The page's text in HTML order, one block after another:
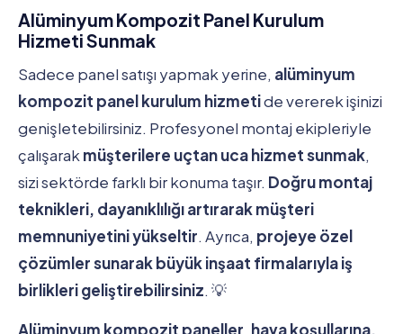
Alüminyum Kompozit Panel Kurulum
Hizmeti Sunmak
Sadece panel satışı yapmak yerine, alüminyum
kompozit panel kurulum hizmetide vererek işinizi
genişletebilirsiniz. Profesyonel montaj ekipleriyle
çalışarak müşterilere uçtan uca hizmet sunmak,
sizi sektörde farklı bir konuma taşır. Doğru montaj
teknikleri, dayanıklılığı artırarak müşteri
memnuniyetini yükseltir. Ayrıca, projeye özel
çözümler sunarak büyük inşaat firmalarıyla iş
birlikleri geliştirebilirsiniz. 💡
Alüminyum kompozit paneller, hava koşullarına,